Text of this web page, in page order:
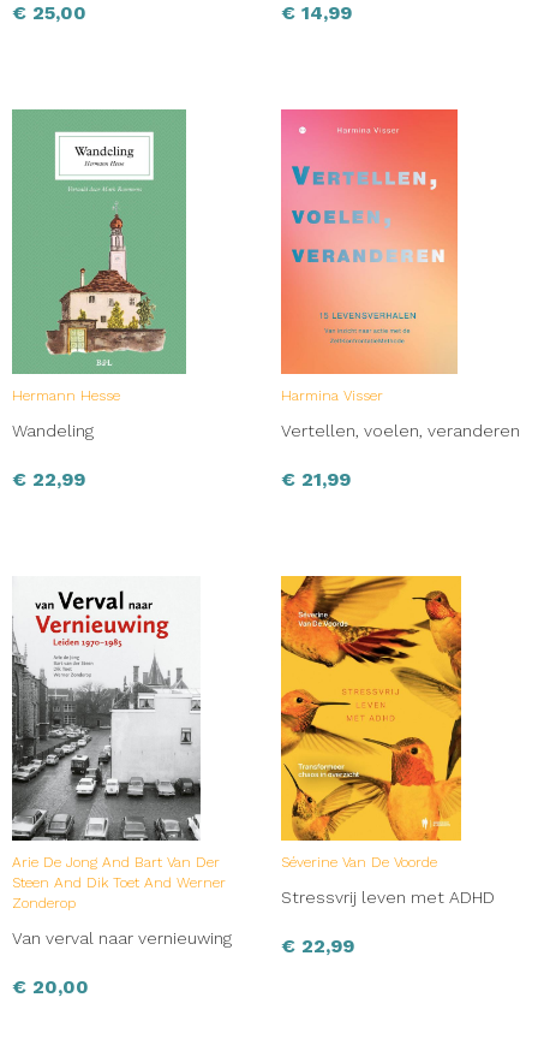
€ 25,00 € 14,99
Hermann Hesse
Wandeling
€ 22,99
Harmina Visser
Vertellen, voelen, veranderen
€ 21,99
Arie De Jong And Bart Van Der
Steen And Dik Toet And Werner
Zonderop
Van verval naar vernieuwing
€ 20,00
Séverine Van De Voorde
Stressvrij leven met ADHD
€ 22,99